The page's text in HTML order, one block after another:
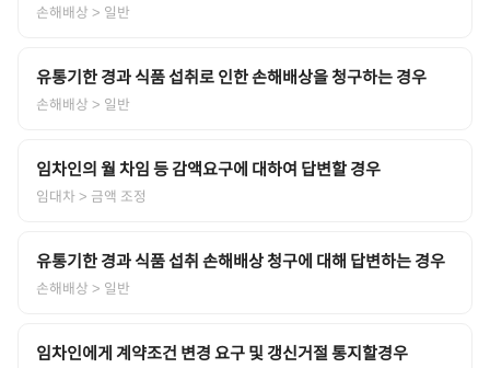
손해배상 > 일반
유통기한 경과 식품 섭취로 인한 손해배상을 청구하는 경우
손해배상 > 일반
임차인의 월 차임 등 감액요구에 대하여 답변할 경우
임대차> 금액 조정
유통기한 경과 식품 섭취 손해배상 청구에 대해 답변하는 경우
손해배상 > 일반
임차인에게 계약조건 변경 요구 및 갱신거절 통지할경우